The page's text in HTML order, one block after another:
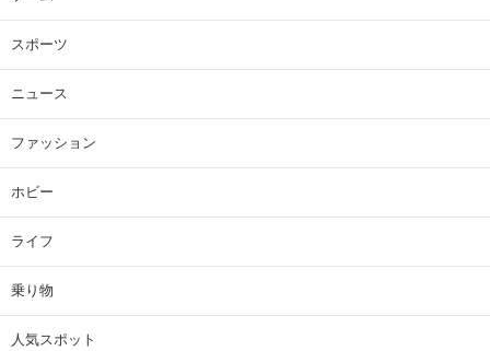
スポーツ
ニュース
ファッション
ホビー
ライフ
乗り物
人気スポット